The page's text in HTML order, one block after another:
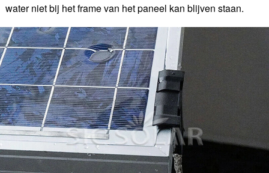
water niet bij het frame van het paneel kan blijven staan.